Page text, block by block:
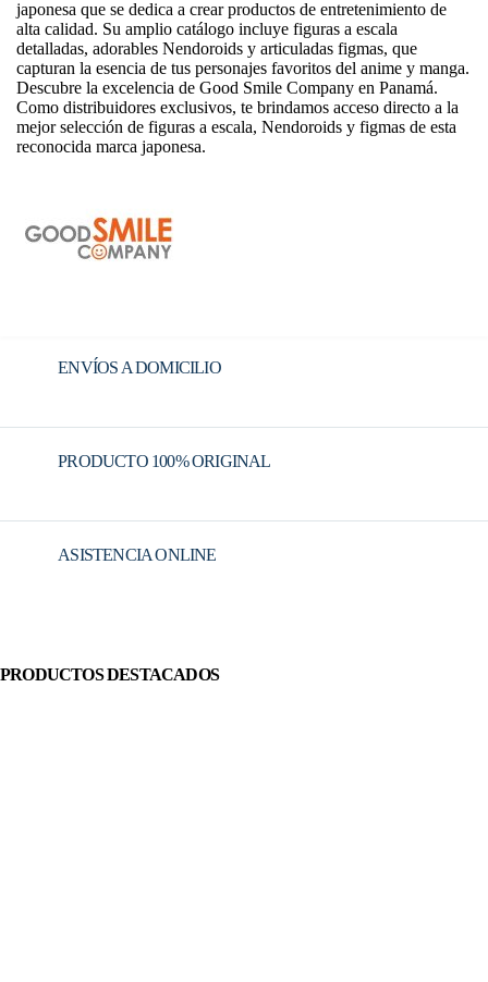
japonesa que se dedica a crear productos de entretenimiento de
alta calidad. Su amplio catálogo incluye figuras a escala
detalladas, adorables Nendoroids y articuladas figmas, que
capturan la esencia de tus personajes favoritos del anime y manga.
Descubre la excelencia de Good Smile Company en Panamá.
Como distribuidores exclusivos, te brindamos acceso directo a la
mejor selección de figuras a escala, Nendoroids y figmas de esta
reconocida marca japonesa.
ENVÍOS A DOMICILIO
PRODUCTO 100% ORIGINAL
ASISTENCIA ONLINE
PRODUCTOS DESTACADOS